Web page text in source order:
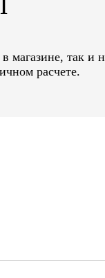
магазине, так и
расчете.